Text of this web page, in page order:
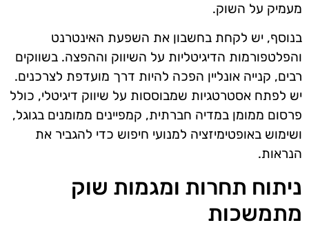
מעמיק על השוק.
בנוסף, יש לקחת בחשבון את השפעת האינטרנט
והפלטפורמות הדיגיטליות על השיווק וההפצה. בשווקים
רבים, קנייה אונליין הפכה להיות דרך מועדפת לצרכנים.
יש לפתח אסטרטגיות שמבוססות על שיווק דיגיטלי, כולל
פרסום ממומן במדיה חברתית, קמפיינים ממומנים בגוגל,
ושימוש באופטימיזציה למנועי חיפוש כדי להגביר את
הנראות.
ניתוח תחרות ומגמות שוק
מתמשכות